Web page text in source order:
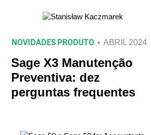
NOVIDADES PRODUTO ABRIL 2024
Sage X3 Manutenção
Preventiva: dez
perguntas frequentes